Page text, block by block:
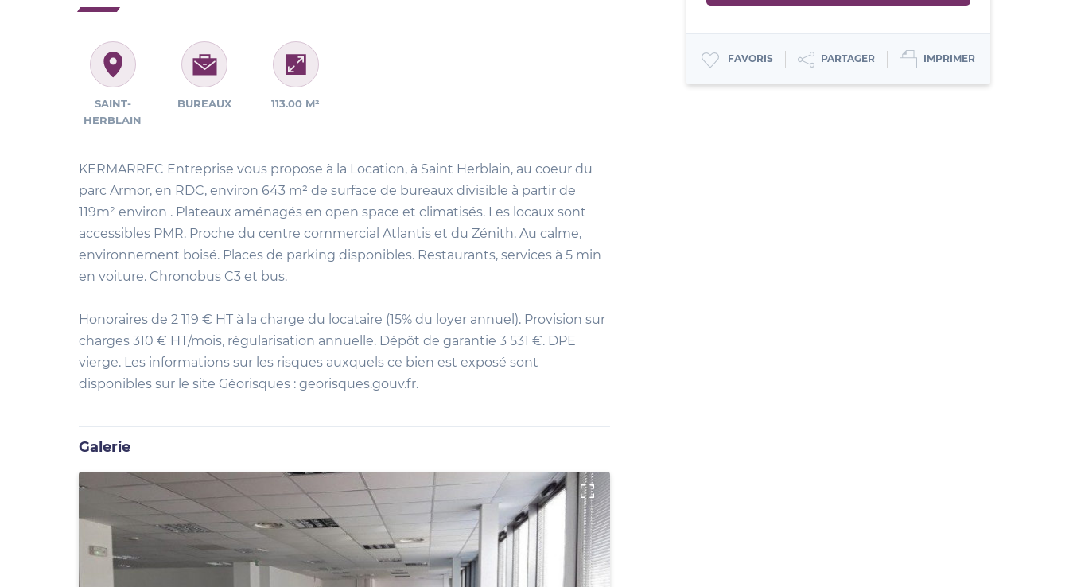
SAINT-
HERBLAIN
BUREAUX 113.00 M²
KERMARREC Entreprise vous propose à la Location, à Saint Herblain, au coeur du
parc Armor, en RDC, environ 643 m² de surface de bureaux divisible à partir de
119m² environ . Plateaux aménagés en open space et climatisés. Les locaux sont
accessibles PMR. Proche du centre commercial Atlantis et du Zénith. Au calme,
environnement boisé. Places de parking disponibles. Restaurants, services à 5 min
en voiture. Chronobus C3 et bus.
Honoraires de 2 119 € HT à la charge du locataire (15% du loyer annuel). Provision sur
charges 310 € HT/mois, régularisation annuelle. Dépôt de garantie 3 531 €. DPE
vierge. Les informations sur les risques auxquels ce bien est exposé sont
disponibles sur le site Géorisques : georisques.gouv.fr.
Galerie
FAVORIS PARTAGER IMPRIMER